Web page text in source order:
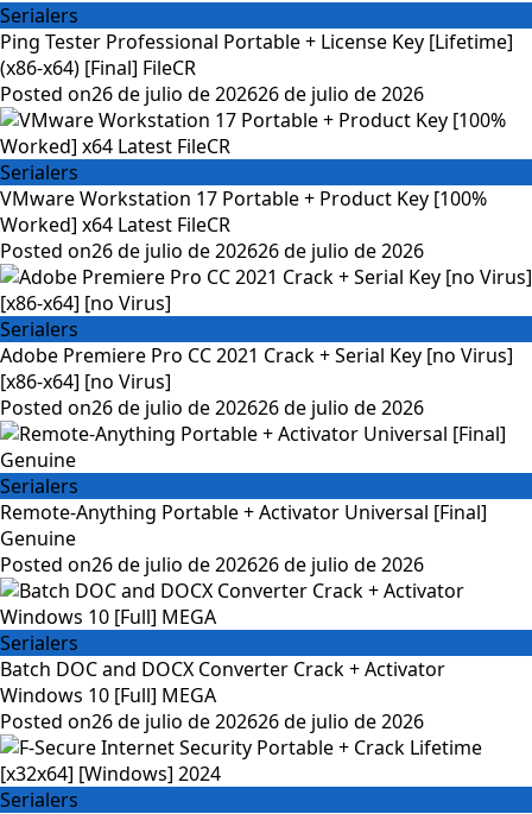
Serialers
Ping Tester Professional Portable + License Key [Lifetime]
(x86-x64) [Final] FileCR
Posted on26 de julio de 202626 de julio de 2026
Serialers
VMware Workstation 17 Portable + Product Key [100%
Worked] x64 Latest FileCR
Posted on26 de julio de 202626 de julio de 2026
Serialers
Adobe Premiere Pro CC 2021 Crack + Serial Key [no Virus]
[x86-x64] [no Virus]
Posted on26 de julio de 202626 de julio de 2026
Serialers
Remote-Anything Portable + Activator Universal [Final]
Genuine
Posted on26 de julio de 202626 de julio de 2026
Serialers
Batch DOC and DOCX Converter Crack + Activator
Windows 10 [Full] MEGA
Posted on26 de julio de 202626 de julio de 2026
Serialers